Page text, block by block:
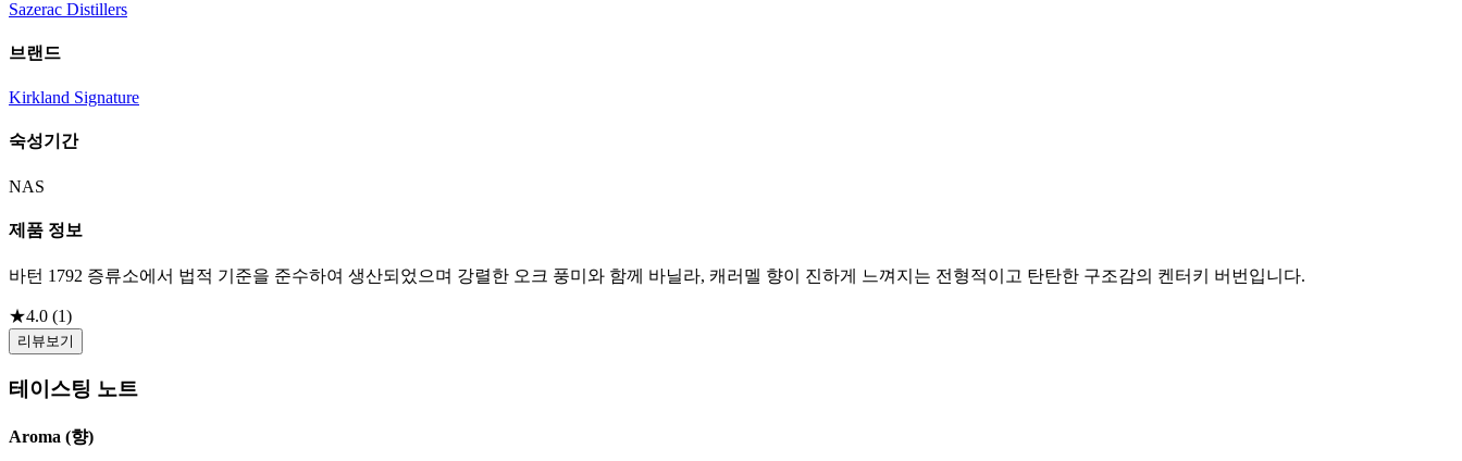
Sazerac Distillers
브랜드
Kirkland Signature
숙성기간
NAS
제품 정보
바턴 1792 증류소에서 법적 기준을 준수하여 생산되었으며 강렬한 오크 풍미와 함께 바닐라, 캐러멜 향이 진하게 느껴지는 전형적이고 탄탄한 구조감의 켄터키 버번입니다.
★4.0 (1)
리뷰보기
테이스팅 노트
Aroma (향)